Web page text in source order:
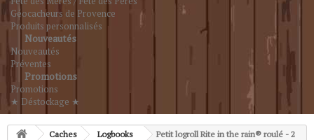
Géocacheurs de Provence
Produits personnalisés
Nouveautés
Nouveautés
Préventes
Promotions
Promotions
★ Déstockage ★
Caches Logbooks
Petit logroll Rite in the rain® roulé - 2